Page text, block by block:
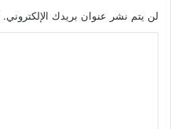
لن يتم نشر عنوان بريدك الإلكتروني.